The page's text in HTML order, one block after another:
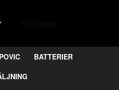
BATTERIER